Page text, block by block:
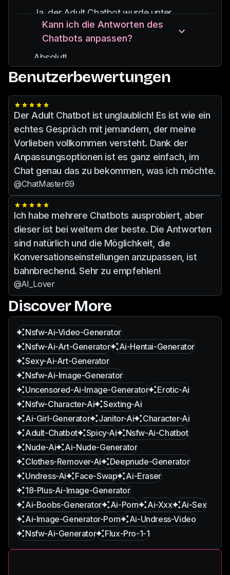
Unterhaltungen für Erwachsene suchen.
Es bietet eine Reihe von Chat-Optionen,
die an individuelle Vorlieben angepasst
Ja, der Adult Chatbot wurde unter
Berücksichtigung der Benutzersicherheit
entwickelt.
Alle Interaktionen werden verschlüsselt
und Ihre persönlichen Daten werden
niemals an Dritte weitergegeben.
Kann ich die Antworten des
Chatbots anpassen?
Absolut!
Der Adult Chatbot bietet anpassbare
Einstellungen, mit denen Sie den Ton,
das Tempo und den Inhalt Ihrer
Gespräche steuern und so ein
maßgeschneidertes Erlebnis
gewährleisten können.
Benutzerbewertungen
Der Adult Chatbot ist unglaublich! Es ist wie ein
echtes Gespräch mit jemandem, der meine
Vorlieben vollkommen versteht. Dank der
Anpassungsoptionen ist es ganz einfach, im
Chat genau das zu bekommen, was ich möchte.
@ChatMaster69
Ich habe mehrere Chatbots ausprobiert, aber
dieser ist bei weitem der beste. Die Antworten
sind natürlich und die Möglichkeit, die
Konversationseinstellungen anzupassen, ist
bahnbrechend. Sehr zu empfehlen!
@AI_Lover
Discover More
Nsfw-Ai-Video-Generator
Nsfw-Ai-Art-Generator
Ai-Hentai-Generator
Sexy-Ai-Art-Generator
Nsfw-Ai-Image-Generator
Uncensored-Ai-Image-Generator
Erotic-Ai
Nsfw-Character-Ai
Sexting-Ai
Ai-Girl-Generator
Janitor-Ai
Character-Ai
Adult-Chatbot
Spicy-Ai
Nsfw-Ai-Chatbot
Nude-Ai
Ai-Nude-Generator
Clothes-Remover-Ai
Deepnude-Generator
Undress-Ai
Face-Swap
Ai-Eraser
18-Plus-Ai-Image-Generator
Ai-Boobs-Generator
Ai-Porn Ai-Xxx
Ai-Sex
Ai-Image-Generator-Porn
Ai-Undress-Video
Nsfw-Ai-Generator
Flux-Pro-1-1